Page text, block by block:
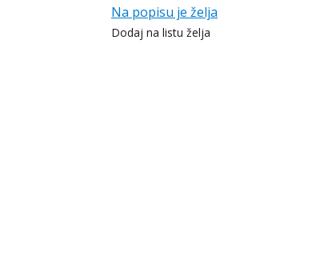
Na popisu je želja
Dodaj na listu želja